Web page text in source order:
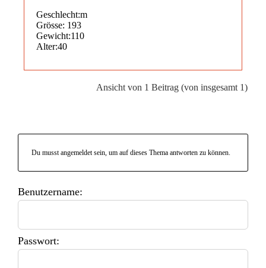
Geschlecht:m
Grösse: 193
Gewicht:110
Alter:40
Ansicht von 1 Beitrag (von insgesamt 1)
Du musst angemeldet sein, um auf dieses Thema antworten zu können.
Benutzername:
Passwort: